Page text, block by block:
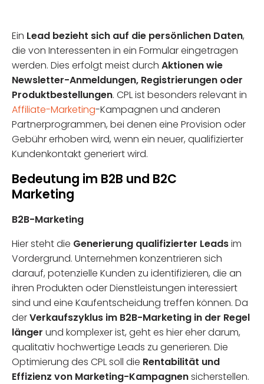
Ein Lead bezieht sich auf die persönlichen Daten,
die von Interessenten in ein Formular eingetragen
werden. Dies erfolgt meist durch Aktionen wie
Newsletter-Anmeldungen, Registrierungen oder
Produktbestellungen. CPL ist besonders relevant in
Affiliate-Marketing-Kampagnen und anderen
Partnerprogrammen, bei denen eine Provision oder
Gebühr erhoben wird, wenn ein neuer, qualifizierter
Kundenkontakt generiert wird.
Bedeutung im B2B und B2C
Marketing
B2B-Marketing
Hier steht die Generierung qualifizierter Leadsim
Vordergrund. Unternehmen konzentrieren sich
darauf, potenzielle Kunden zu identifizieren, die an
ihren Produkten oder Dienstleistungen interessiert
sind und eine Kaufentscheidung treffen können. Da
derVerkaufszyklus im B2B-Marketing in der Regel
länger und komplexer ist, geht es hier eher darum,
qualitativ hochwertige Leads zu generieren. Die
Optimierung des CPL soll die Rentabilität und
Effizienz von Marketing-Kampagnensicherstellen.